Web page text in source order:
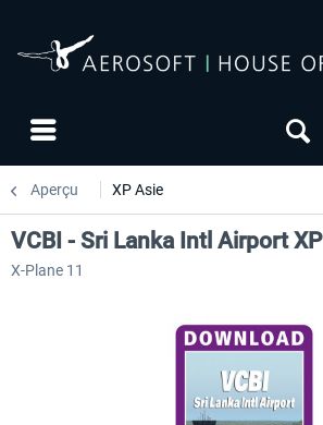
Aperçu XP Asie
VCBI - Sri Lanka Intl Airport XP
X-Plane 11